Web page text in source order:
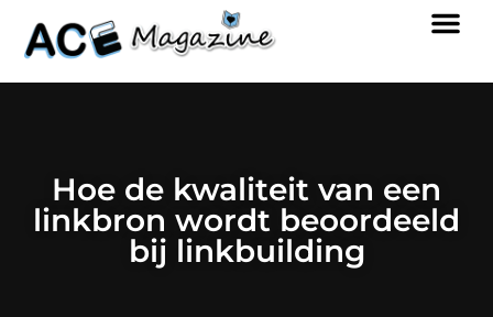
Hoe de kwaliteit van een
linkbron wordt beoordeeld
bij linkbuilding